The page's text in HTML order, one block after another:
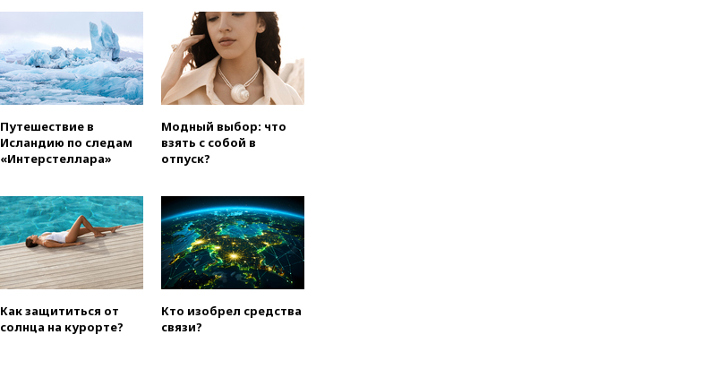
газопровода в Болгарии
вчера, 15:25При атаке БПЛА в
Белгородской области погиб
мирный житель
вчера, 14:54В Аргентине умер
вчера, 14:43Турция
вчера, 14:20Генпрокурором
США стал Тодд Бланш
вчера, 13:37Пляжи
Геленджика закрыты из-за
опасности БПЛА
вчера, 13:03
Испания ввела
Путешествие в
Исландию по следам
«Интерстеллара»
Модный выбор: что
взять с собой в
отпуск?
Как защититься от
солнца на курорте?
Кто изобрел средства
связи?